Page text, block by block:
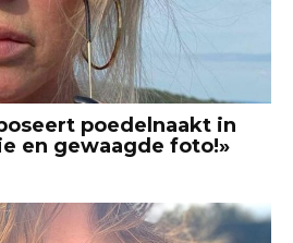
poedelnaakt in
en gewaagde foto!»